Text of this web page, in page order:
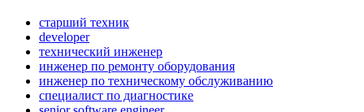
старший техник
developer
технический инженер
инженер по ремонту оборудования
инженер по техническому обслуживанию
специалист по диагностике